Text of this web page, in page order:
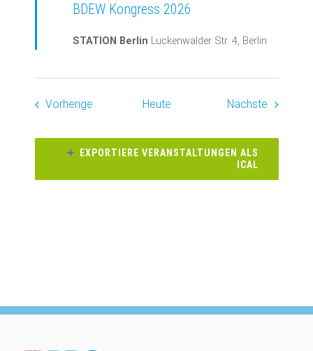
BDEW Kongress 2026
STATION Berlin Luckenwalder Str. 4, Berlin
Vorherige Veranstaltungen
Heute Nächste
EXPORTIERE VERANSTALTUNGEN ALS
ICAL